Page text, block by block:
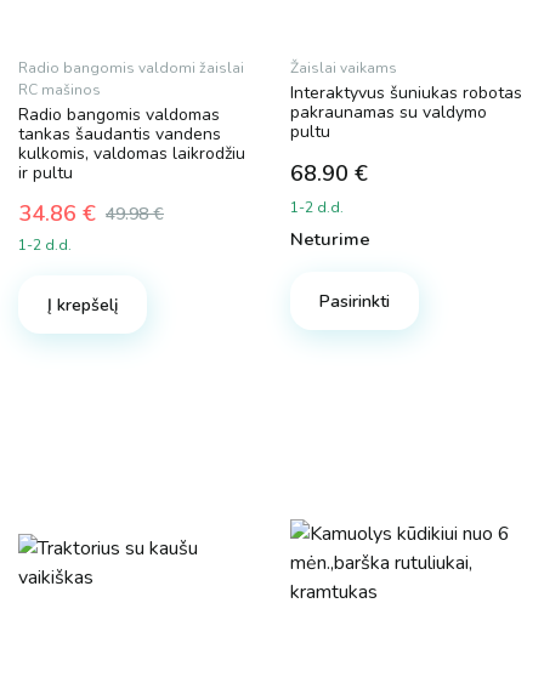
Spalva
Technok
Radio bangomis valdomi žaislai
RC mašinos
Radio bangomis valdomas
tankas šaudantis vandens
kulkomis, valdomas laikrodžiu
ir pultu
49.98€
Original
price
49.98 €.
34.86 €
Current
price
34.86 €.
1-2 d.d.
Į krepšelį
Žaislai vaikams
Interaktyvus šuniukas robotas
pakraunamas su valdymo
pultu
68.90 €
1-2 d.d.
Neturime
Pasirinkti